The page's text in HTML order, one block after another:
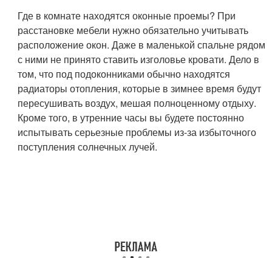
Где в комнате находятся оконные проемы? При
расстановке мебели нужно обязательно учитывать
расположение окон. Даже в маленькой спальне рядом
с ними не принято ставить изголовье кровати. Дело в
том, что под подоконниками обычно находятся
радиаторы отопления, которые в зимнее время будут
пересушивать воздух, мешая полноценному отдыху.
Кроме того, в утренние часы вы будете постоянно
испытывать серьезные проблемы из-за избыточного
поступления солнечных лучей.